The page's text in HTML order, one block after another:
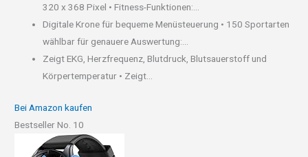
320 x 368 Pixel • Fitness-Funktionen:...
Digitale Krone für bequeme Menüsteuerung • 150 Sportarten
wählbar für genauere Auswertung:...
Zeigt EKG, Herzfrequenz, Blutdruck, Blutsauerstoff und
Körpertemperatur • Zeigt...
Bei Amazon kaufen
Bestseller No. 10